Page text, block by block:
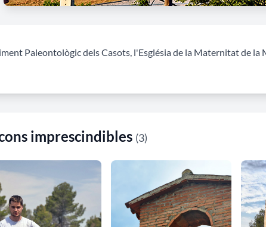
Paleontològic dels Casots, l'Església de la Maternitat de la
imprescindibles (3)